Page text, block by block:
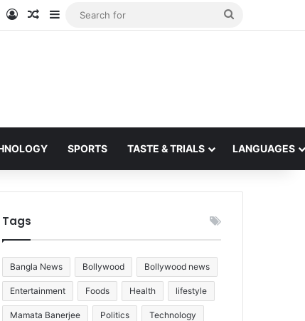
Log InRandom Article
Sidebar
SPORTS TASTE & TRIALS LANGUAGES
Tags
Bangla News Bollywood Bollywood news
Entertainment Foods Health lifestyle
Mamata Banerjee Politics Technology